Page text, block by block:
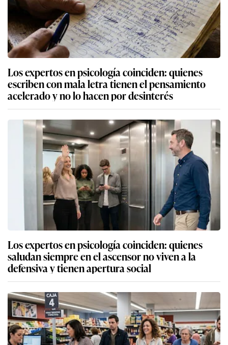
Los expertos en psicología coinciden: quienes
escriben con mala letra tienen el pensamiento
acelerado y no lo hacen por desinterés
Los expertos en psicología coinciden: quienes
saludan siempre en el ascensor no viven a la
defensiva y tienen apertura social